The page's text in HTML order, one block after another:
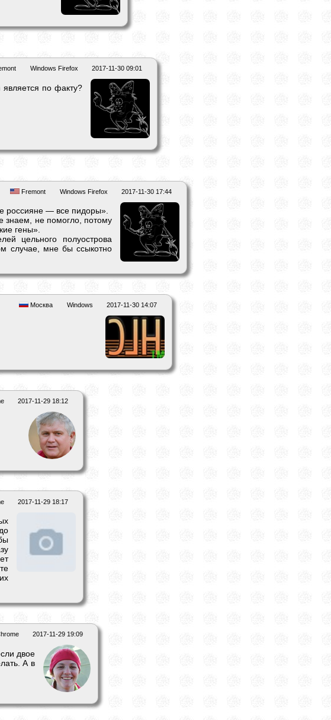
2017-11-30 09:01
Windows Firefox
по факту?
2017-11-30 17:44
Windows Firefox
Fremont
россияне — все пидоры».
знаем, не помогло, потому
гены».
цельного полуострова
случае, мне бы ссыкотно
2017-11-30 14:07
Windows
Москва
2017-11-29 18:12
2017-11-29 18:17
2017-11-29 19:09
двое
А в